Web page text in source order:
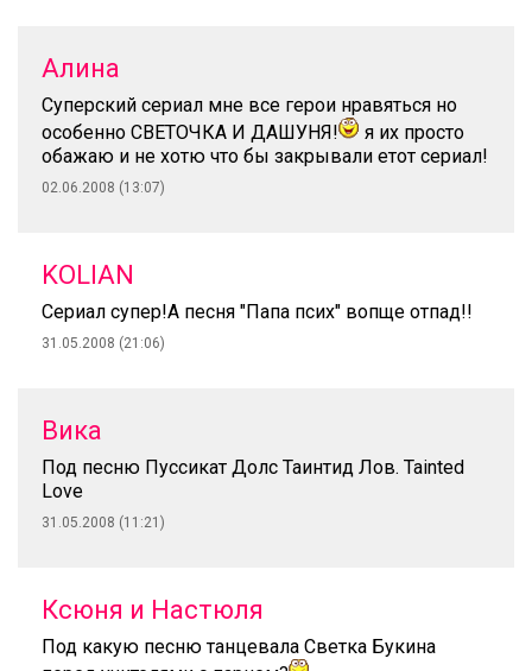
Алина
Суперский сериал мне все герои нравяться но
особенно СВЕТОЧКА И ДАШУНЯ!
я их просто
обажаю и не хотю что бы закрывали етот сериал!
02.06.2008 (13:07)
KOLIAN
Сериал супер!А песня "Папа псих" вопще отпад!!
31.05.2008 (21:06)
Вика
Под песню Пуссикат Долс Таинтид Лов. Tainted
Love
31.05.2008 (11:21)
Ксюня и Настюля
Под какую песню танцевала Светка Букина